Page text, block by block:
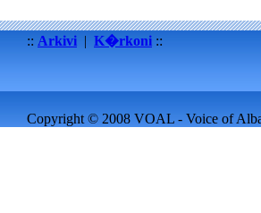
:: Arkivi | K�rkoni ::
Copyright © 2008 VOAL - Voice of